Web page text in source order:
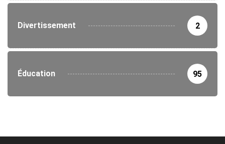
Divertissement 2
Éducation 95